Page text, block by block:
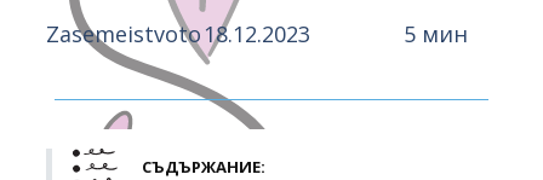
Zasemeistvoto 18.12.2023 5 мин
СЪДЪРЖАНИЕ: